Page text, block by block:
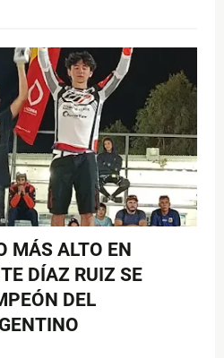
MÁS ALTO EN
DÍAZ RUIZ SE
DEL